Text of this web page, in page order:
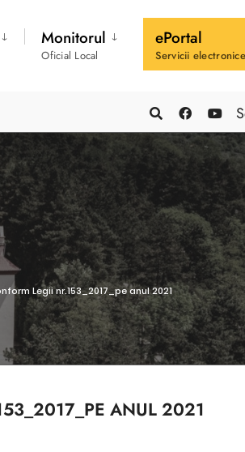
Monitorul
Oficial Local
ePortal
Servicii
Legii nr.153_2017_pe anul 2021
ANUL 2021